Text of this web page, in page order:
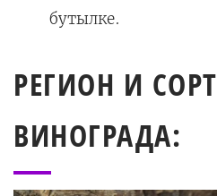
бутылке.
РЕГИОН И СОРТ
ВИНОГРАДА: